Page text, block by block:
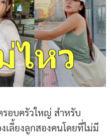
อบครัวใหญ่ สำหรับ
ลี้ยงลูกสองคนโดยที่ไม่มี